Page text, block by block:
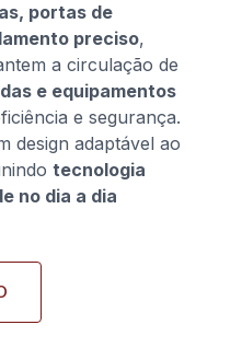
portas de
preciso,
a circulação de
e equipamentos
e segurança.
design adaptável ao
tecnologia
no dia a dia